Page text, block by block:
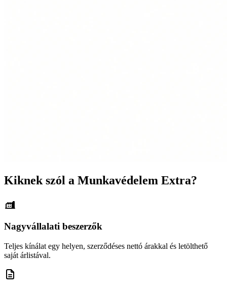
Kiknek szól a Munkavédelem Extra?
Nagyvállalati beszerzők
Teljes kínálat egy helyen, szerződéses nettó árakkal és letölthető
saját árlistával.